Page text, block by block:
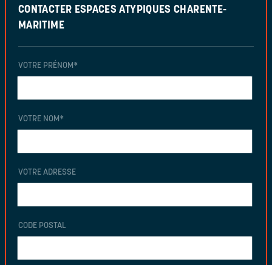
CONTACTER ESPACES ATYPIQUES CHARENTE-
MARITIME
VOTRE PRÉNOM *
VOTRE NOM *
VOTRE ADRESSE
CODE POSTAL